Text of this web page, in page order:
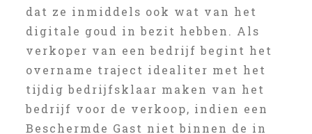
dat ze inmiddels ook wat van het
digitale goud in bezit hebben. Als
verkoper van een bedrijf begint het
overname traject idealiter met het
tijdig bedrijfsklaar maken van het
bedrijf voor de verkoop, indien een
Beschermde Gast niet binnen de in